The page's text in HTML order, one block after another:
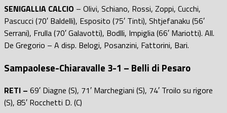
SENIGALLIA CALCIO – Olivi, Schiano, Rossi, Zoppi, Cucchi,
Pascucci (70′ Baldelli), Esposito (75′ Tinti), Shtjefanaku (56′
Serrani), Frulla (70′ Galavotti), Bodlli, Impiglia (66′ Mariotti). All.
De Gregorio – A disp. Belogi, Posanzini, Fattorini, Bari.
Sampaolese-Chiaravalle 3-1 – Belli di Pesaro
RETI – 69′ Diagne (S), 71′ Marchegiani (S), 74′ Troilo su rigore
(S), 85′ Rocchetti D. (C)